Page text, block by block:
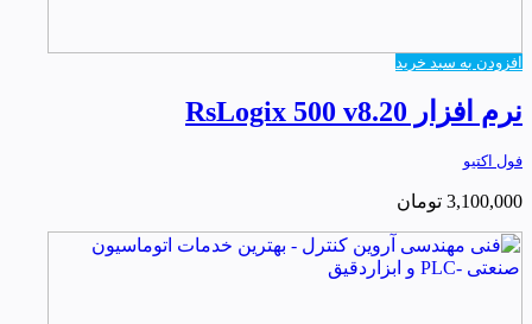
افزودن به سبد خرید
نرم افزار RsLogix 500 v8.20
فول اکتیو
3,100,000 تومان